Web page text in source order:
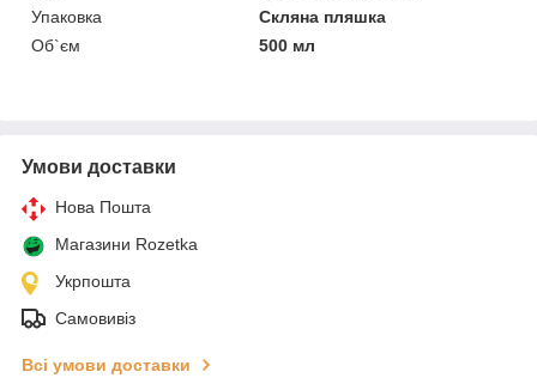
Упаковка
Скляна пляшка
Об`єм
500 мл
Умови доставки
Нова Пошта
Магазини Rozetka
Укрпошта
Самовивіз
Всі умови доставки